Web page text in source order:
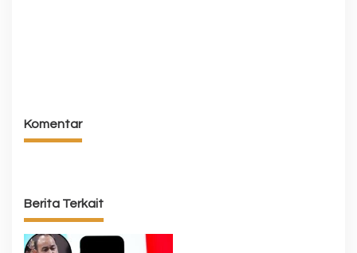
Komentar
Berita Terkait